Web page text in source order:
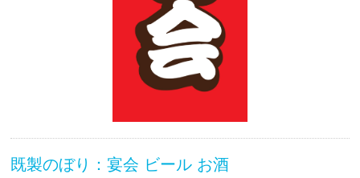
既製のぼり：宴会 ビール お酒